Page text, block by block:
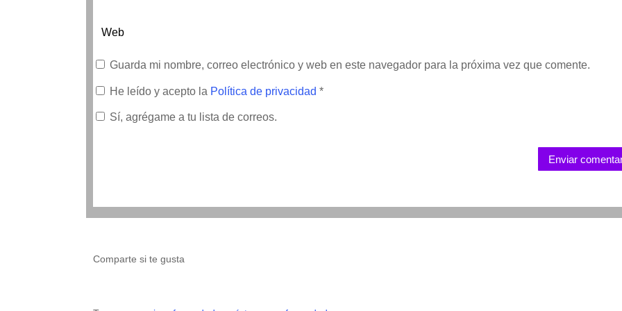
Guarda mi nombre, correo electrónico y web en este navegador para la próxima vez que comente.
He leído y acepto la Política de privacidad*
Sí, agrégame a tu lista de correos.
Enviar
Comparte si te gusta